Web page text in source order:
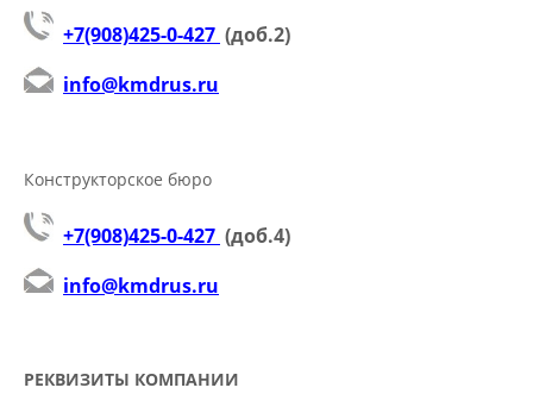
+7(908)425-0-427 (доб.2)
info@kmdrus.ru
Конструкторское бюро
+7(908)425-0-427 (доб.4)
info@kmdrus.ru
РЕКВИЗИТЫ КОМПАНИИ